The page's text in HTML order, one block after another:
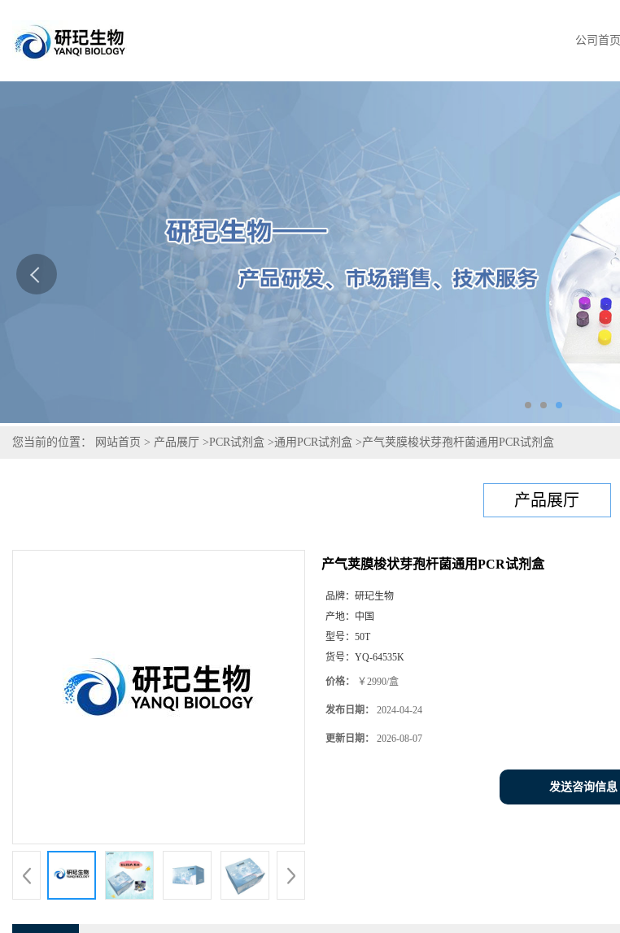
公司首页
您当前的位置： 网站首页 > 产品展厅 >PCR试剂盒 >通用PCR试剂盒 >产气荚膜梭状芽孢杆菌通用PCR试剂盒
产品展厅
产气荚膜梭状芽孢杆菌通用PCR试剂盒
品牌： 研玘生物
产地： 中国
型号： 50T
货号： YQ-64535K
价格： ￥2990/盒
发布日期： 2024-04-24
更新日期： 2026-08-07
发送咨询信息